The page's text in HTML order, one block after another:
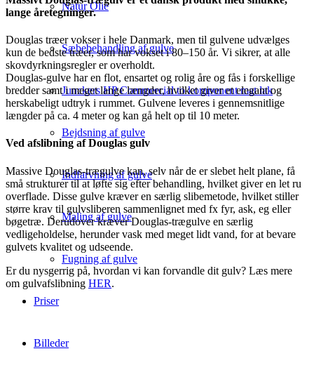
Natur Olie
Sæbebehandling af gulve
Junckers HP Commercial to komponent mat lak
Bejdsning af gulve
Indfarvning af gulve
Maling af gulve
Fugning af gulve
Priser
Billeder
lange åretegninger.
Douglas træer vokser i hele Danmark, men til gulvene udvælges
kun de bedste træer, som har vokset i 80–150 år. Vi sikrer, at alle
skovdyrkningsregler er overholdt.
Douglas-gulve har en flot, ensartet og rolig åre og fås i forskellige
bredder samt i meget lange længder, hvilket giver et elegant og
herskabeligt udtryk i rummet. Gulvene leveres i gennemsnitlige
længder på ca. 4 meter og kan gå helt op til 10 meter.
Ved afslibning af Douglas gulv
Massive Douglas-trægulve kan, selv når de er slebet helt plane, få
små strukturer til at løfte sig efter behandling, hvilket giver en let ru
overflade. Disse gulve kræver en særlig slibemetode, hvilket stiller
større krav til gulvsliberen sammenlignet med fx fyr, ask, eg eller
bøgetræ. Derudover kræver Douglas-trægulve en særlig
vedligeholdelse, herunder vask med meget lidt vand, for at bevare
gulvets kvalitet og udseende.
Er du nysgerrig på, hvordan vi kan forvandle dit gulv? Læs mere
om gulvafslibning HER.